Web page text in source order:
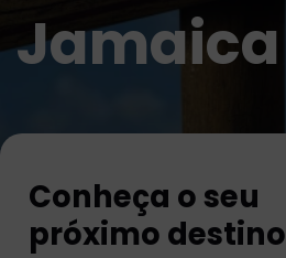
Jamaica
Conheça o seu
próximo destino